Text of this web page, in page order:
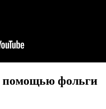
помощью фольги